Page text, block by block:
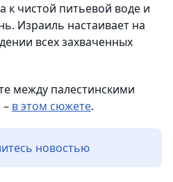
к чистой питьевой воде и
Израиль настаивает на
всех захваченных
между палестинскими
в этом сюжете.
новостью